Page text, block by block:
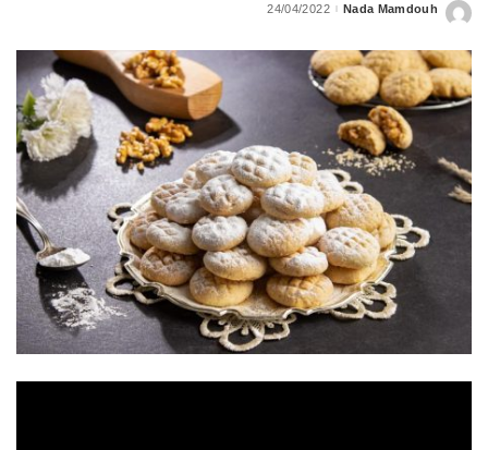
Posted
Nada Mamdouh
24/04/2022